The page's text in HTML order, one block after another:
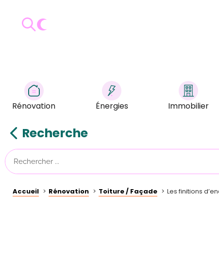
Rénovation Énergies Immobilier
Recherche
Accueil Rénovation Toiture / Façade Les finitions